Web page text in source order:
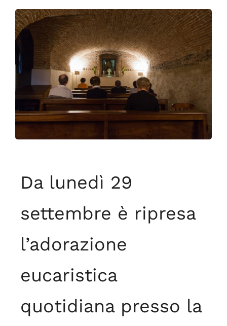
Da lunedì 29
settembre è ripresa
l’adorazione
eucaristica
quotidiana presso la